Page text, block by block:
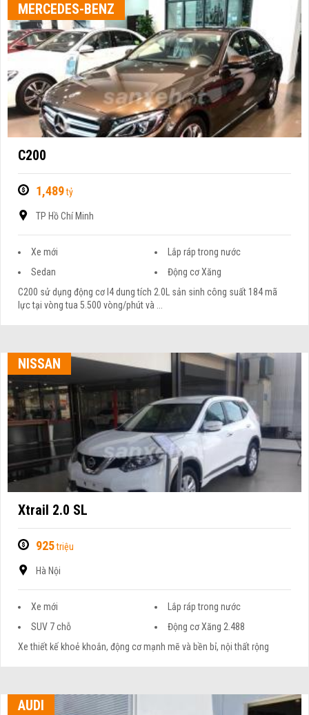
MERCEDES-BENZ
C200
1,489tỷ
TP Hồ Chí Minh
Xe mới
Lắp ráp trong nước
Sedan
Động cơ Xăng
C200 sử dụng động cơ I4 dung tích 2.0L sản sinh công suất 184 mã
lực tại vòng tua 5.500 vòng/phút và ...
NISSAN
Xtrail 2.0 SL
925triệu
Hà Nội
Xe mới
Lắp ráp trong nước
SUV 7 chỗ
Động cơ Xăng 2.488
Xe thiết kế khoẻ khoắn, động cơ mạnh mẽ và bền bỉ, nội thất rộng
AUDI